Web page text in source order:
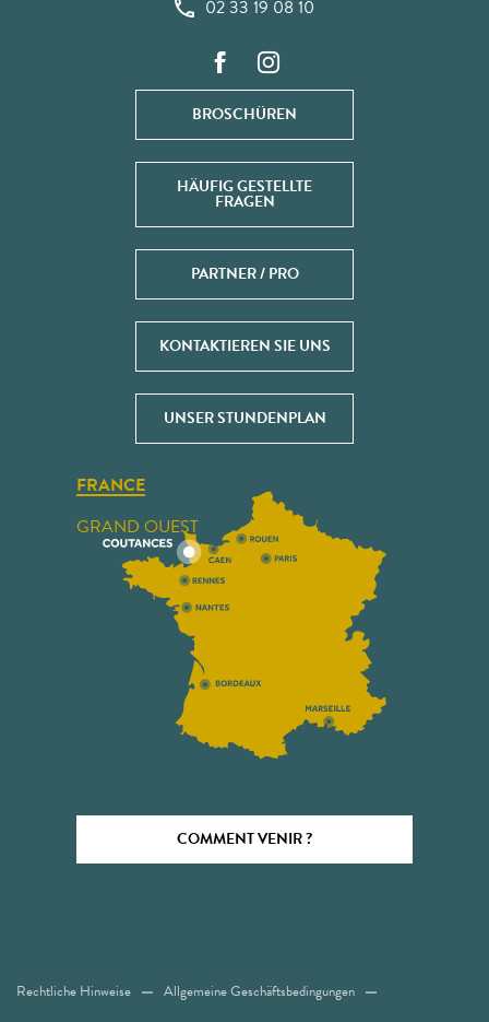
02 33 19 08 10
BROSCHÜREN
HÄUFIG GESTELLTE
FRAGEN
PARTNER / PRO
KONTAKTIEREN SIE UNS
UNSER STUNDENPLAN
FRANCE
GRAND OUEST
COMMENT VENIR ?
Rechtliche Hinweise Allgemeine Geschäftsbedingungen